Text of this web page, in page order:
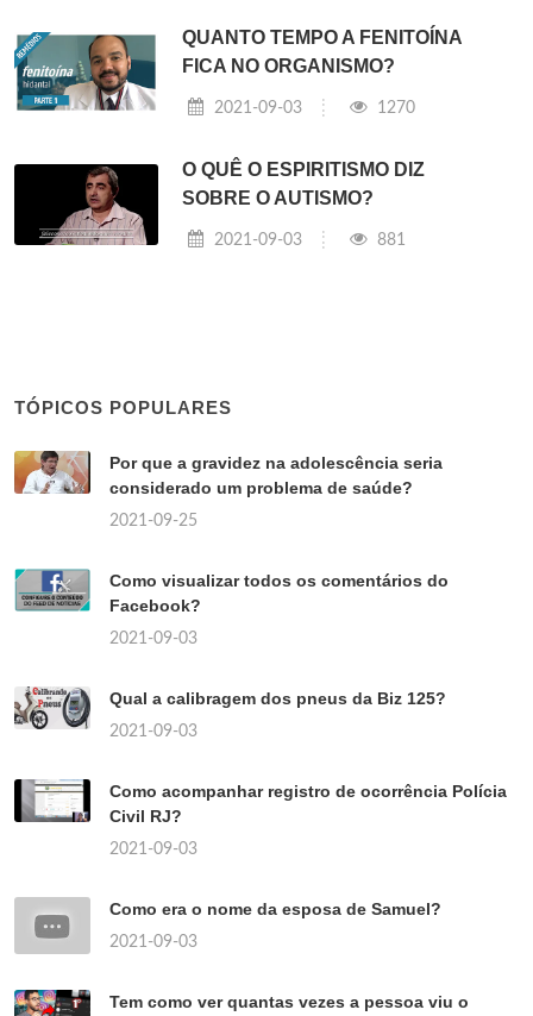
QUANTO TEMPO A FENITOÍNA
FICA NO ORGANISMO?
2021-09-03 1270
O QUÊ O ESPIRITISMO DIZ
SOBRE O AUTISMO?
2021-09-03 881
TÓPICOS POPULARES
Por que a gravidez na adolescência seria
considerado um problema de saúde?
2021-09-25
Como visualizar todos os comentários do
Facebook?
2021-09-03
Qual a calibragem dos pneus da Biz 125?
2021-09-03
Como acompanhar registro de ocorrência Polícia
Civil RJ?
2021-09-03
Como era o nome da esposa de Samuel?
2021-09-03
Tem como ver quantas vezes a pessoa viu o